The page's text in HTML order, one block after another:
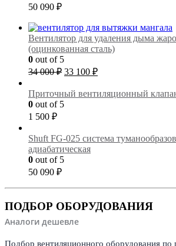
50 090 ₽
Вентилятор для удаления дыма
(оцинкованная сталь)
0 out of 5
34 000₽ Первоначальная
составляла
34
33 100 ₽Текущая
33
Приточный вентиляционный
0 out of 5
1 500 ₽
Shuft FG-025 cистема
адиабатическая
0 out of 5
50 090 ₽
ПОДБОР ОБОРУДОВАНИЯ
Аналоги дешевле
Подбор вентиляционного оборудования по